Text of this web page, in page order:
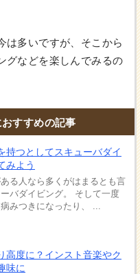
は多いですが、そこから
グなどを楽しんでみるの
すすめの記事
持つとしてスキューバダイ
みよう
る人なら多くがはまるとも言
バダイビング。 そして一度
みつきになったり、 ...
高度に？インスト音楽やク
味に